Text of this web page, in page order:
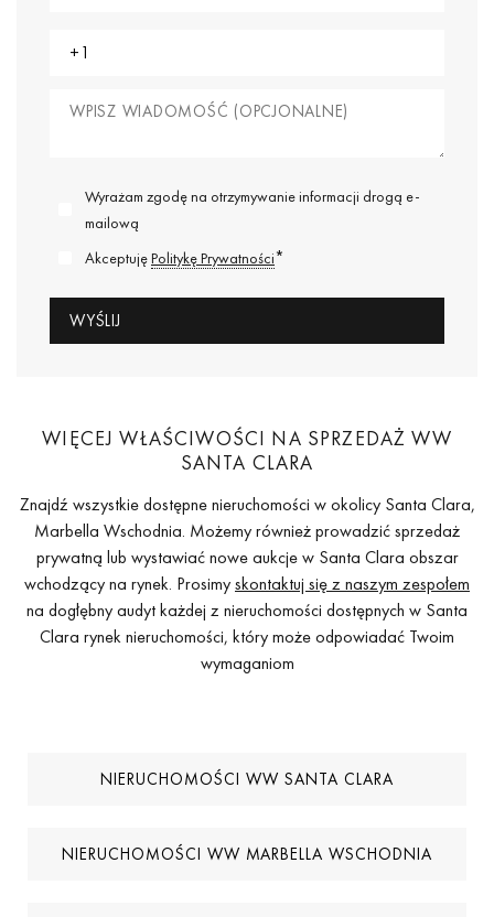
Wyrażam zgodę na otrzymywanie informacji drogą e-
mailową
AkceptujęPolitykę Prywatności*
WIĘCEJ WŁAŚCIWOŚCI NA SPRZEDAŻ WW
SANTA CLARA
Znajdź wszystkie dostępne nieruchomości w okolicy Santa Clara,
Marbella Wschodnia. Możemy również prowadzić sprzedaż
prywatną lub wystawiać nowe aukcje w Santa Clara obszar
wchodzący na rynek. Prosimyskontaktuj się z naszym zespołem
na dogłębny audyt każdej z nieruchomości dostępnych w Santa
Clara rynek nieruchomości, który może odpowiadać Twoim
wymaganiom
NIERUCHOMOŚCI WW SANTA CLARA
NIERUCHOMOŚCI WW MARBELLA WSCHODNIA